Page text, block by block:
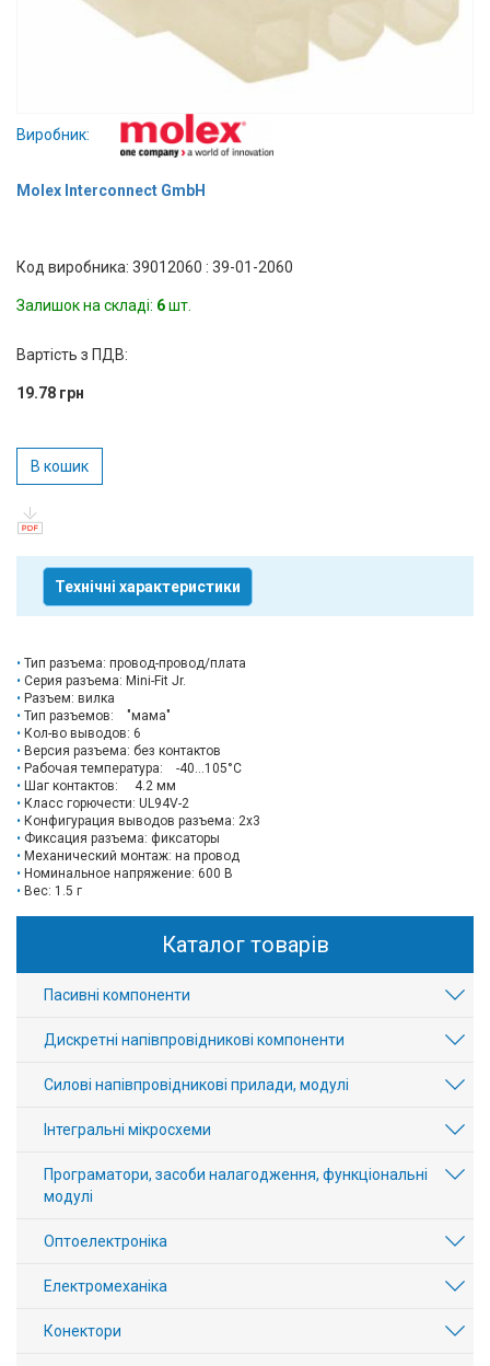
Вхід/
авторизація
Виробники
Контакти
Тех.
Підтримка
Блог
Виробник:
Molex Interconnect GmbH
Код виробника: 39012060 : 39-01-2060
Залишок на складі: 6шт.
Вартість з ПДВ:
19.78 грн
В кошик
Технічні характеристики
Тип разъема: провод-провод/плата
Серия разъема: Mini-Fit Jr.
Разъем: вилка
Тип разъемов: "мама"
Кол-во выводов: 6
Версия разъема: без контактов
Рабочая температура: -40...105°C
Шаг контактов: 4.2 мм
Класс горючести: UL94V-2
Конфигурация выводов разъема: 2x3
Фиксация разъема: фиксаторы
Механический монтаж: на провод
Номинальное напряжение: 600 В
Вес: 1.5 г
Каталог товарів
Пасивні компоненти
Дискретні напівпровідникові компоненти
Силові напівпровідникові прилади, модулі
Інтегральні мікросхеми
Програматори, засоби налагодження, функціональні
модулі
Оптоелектроніка
Електромеханіка
Конектори